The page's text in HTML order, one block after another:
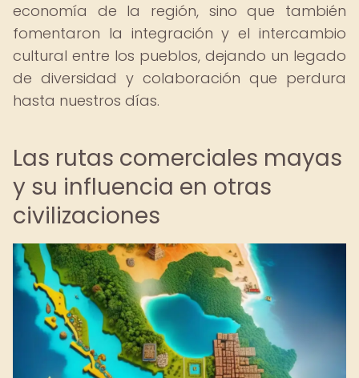
economía de la región, sino que también
fomentaron la integración y el intercambio
cultural entre los pueblos, dejando un legado
de diversidad y colaboración que perdura
hasta nuestros días.
Las rutas comerciales mayas
y su influencia en otras
civilizaciones